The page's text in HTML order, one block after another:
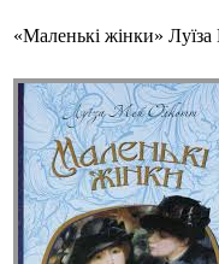
«Маленькі жінки»